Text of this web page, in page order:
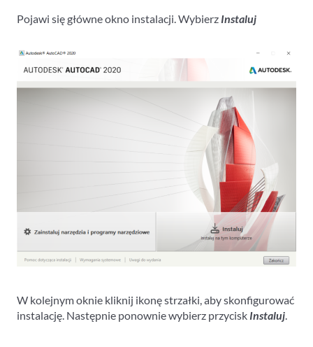
Pojawi się główne okno instalacji. Wybierz Instaluj
W kolejnym oknie kliknij ikonę strzałki, aby skonfigurować
instalację. Następnie ponownie wybierz przycisk Instaluj